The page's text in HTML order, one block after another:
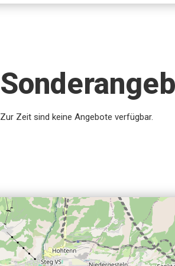
Zur Zeit sind keine Angebote verfügbar.